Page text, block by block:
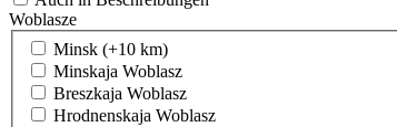
Woblasze
Minsk (+10 km)
Minskaja Woblasz
Breszkaja Woblasz
Hrodnenskaja Woblasz